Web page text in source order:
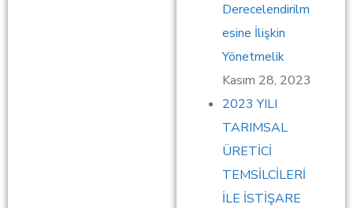
Derecelendirilm
esine İlişkin
Yönetmelik
Kasım 28, 2023
2023 YILI
TARIMSAL
ÜRETİCİ
TEMSİLCİLERİ
İLE İSTİŞARE